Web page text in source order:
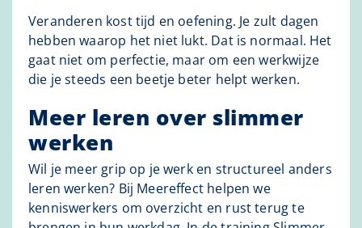
Veranderen kost tijd en oefening. Je zult dagen
hebben waarop het niet lukt. Dat is normaal. Het
gaat niet om perfectie, maar om een werkwijze
die je steeds een beetje beter helpt werken.
Meer leren over slimmer
werken
Wil je meer grip op je werk en structureel anders
leren werken? Bij Meereffect helpen we
kenniswerkers om overzicht en rust terug te